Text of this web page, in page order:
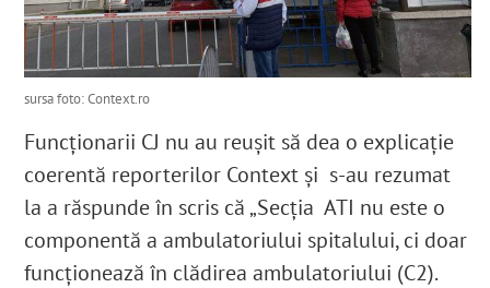
sursa foto: Context.ro
Funcționarii CJ nu au reușit să dea o explicație
coerentă reporterilor Context și s-au rezumat
la a răspunde în scris că „Secția ATI nu este o
componentă a ambulatoriului spitalului, ci doar
funcționează în clădirea ambulatoriului (C2).